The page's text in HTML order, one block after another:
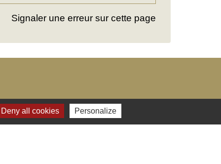
Signaler une erreur sur cette page
all cookies Personalize